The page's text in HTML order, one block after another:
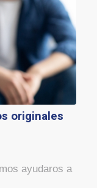
originales
ayudaros a